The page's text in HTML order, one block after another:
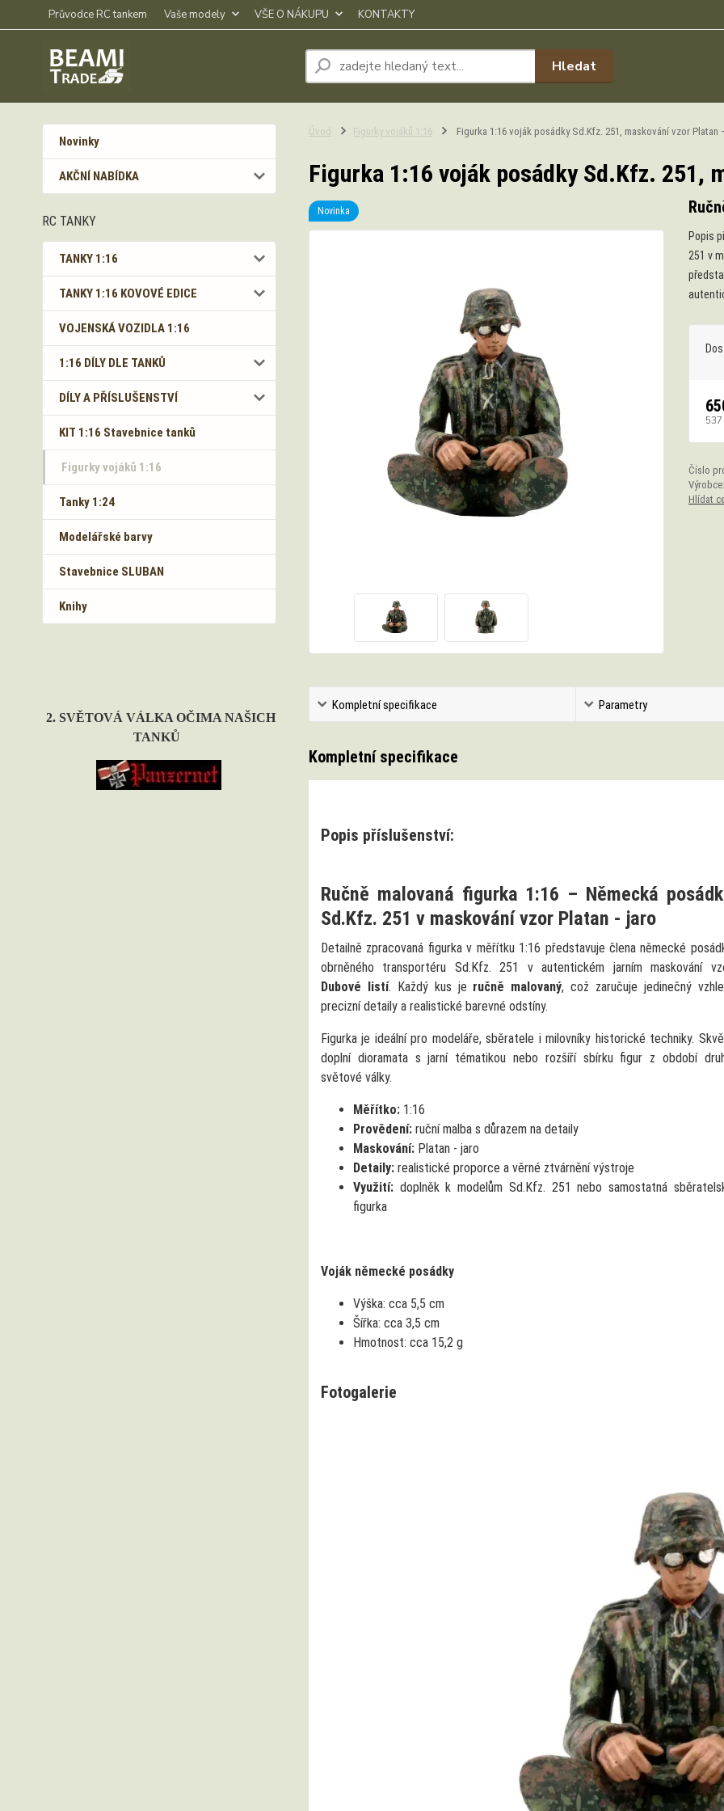
Průvodce RC tankem Vaše modely VŠE O NÁKUPU KONTAKTY
Hledat
Novinky
AKČNÍ NABÍDKA
RC TANKY
TANKY 1:16
TANKY 1:16 KOVOVÉ EDICE
VOJENSKÁ VOZIDLA 1:16
1:16 DÍLY DLE TANKŮ
DÍLY A PŘÍSLUŠENSTVÍ
KIT 1:16 Stavebnice tanků
Figurky vojáků 1:16
Tanky 1:24
Modelářské barvy
Stavebnice SLUBAN
Knihy
2. SVĚTOVÁ VÁLKA OČIMA NAŠICH
TANKŮ
Úvod Figurky vojáků 1:16 Figurka 1:16 voják posádky Sd.Kfz. 251, maskování vzor Platan
Figurka 1:16 voják posádky Sd.Kfz. 251,
Novinka
Popis
251 v
537
Číslo
Výrobce:
Hlídat
Kompletní specifikace Parametry
Kompletní specifikace
Popis příslušenství:
Ručně malovaná figurka 1:16 – Německá
Sd.Kfz. 251 v maskování vzor Platan - jaro
Detailně zpracovaná figurka v měřítku 1:16 představuje člena německé
obrněného transportéru Sd.Kfz. 251 v autentickém jarním maskování
Dubové listí. Každý kus je ručně malovaný, což zaručuje jedinečný
precizní detaily a realistické barevné odstíny.
Figurka je ideální pro modeláře, sběratele i milovníky historické techniky.
doplní dioramata s jarní tématikou nebo rozšíří sbírku figur z období
světové války.
Měřítko:1:16
Provědení:ruční malba s důrazem na detaily
Maskování:Platan - jaro
Detaily:realistické proporce a věrné ztvárnění výstroje
Využití:doplněk k modelům Sd.Kfz. 251 nebo samostatná
figurka
Voják německé posádky
Výška: cca 5,5 cm
Šířka: cca 3,5 cm
Hmotnost: cca 15,2 g
Fotogalerie